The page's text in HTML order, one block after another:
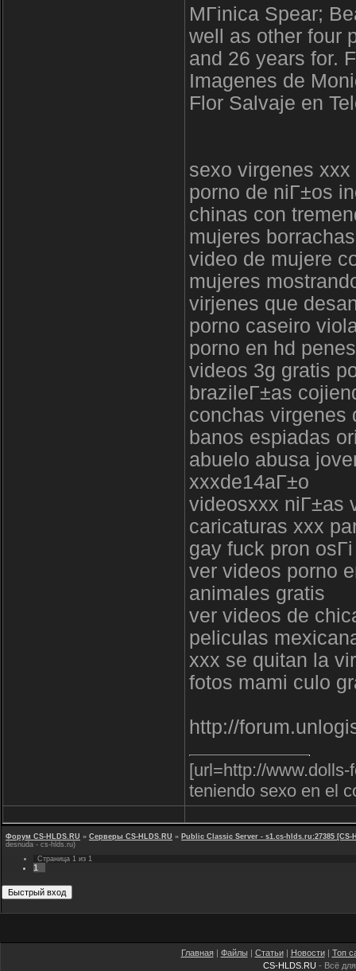
MГіnica Spear;
well as other four
and 26 years for.
Imagenes de
Flor Salvaje en
sexo virgenes
porno de niГ±os
chinas con
mujeres
video de mujere
mujeres
virjenes que
porno caseiro
porno en hd
videos 3g gratis
brazileГ±as
conchas virgenes
banos espiadas
abuelo abusa
xxxde14aГ±o
videosxxx niГ±as
caricaturas xxx
gay fuck pron
ver videos porno
animales gratis
ver videos de
peliculas
xxx se quitan la
fotos mami culo
http://
[url=http://
teniendo sexo en el
Форум CS-HLDS.RU » Серверы CS-HLDS.RU » Public Classic Server - s1.cs-hlds.ru:27385 [CS-
desnuda - cs-hlds.ru)
Страница 1 из 1
1
Главная| Файлы | Статьи| Новости| Топ
CS-HLDS.RU - Всё